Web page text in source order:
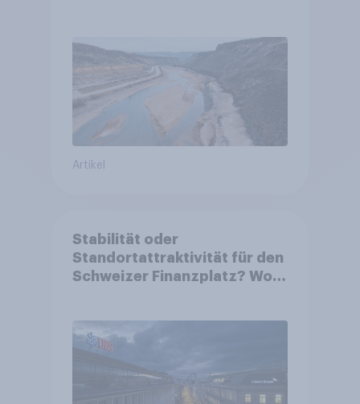
Artikel
Stabilität oder
Standortattraktivität für den
Schweizer Finanzplatz? Wo
von Grossbanken steht